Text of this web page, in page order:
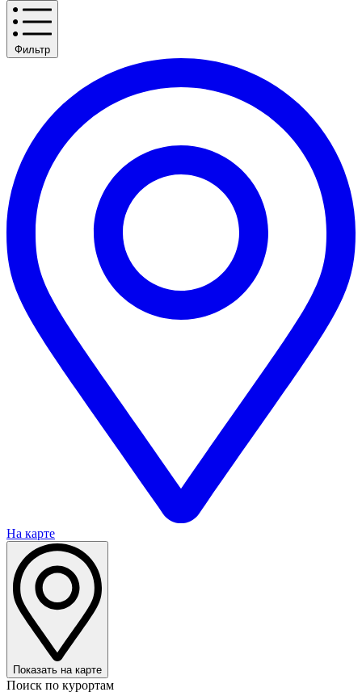
Фильтр
На карте
Показать на карте
Поиск по курортам